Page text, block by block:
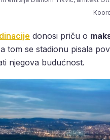
donosi priču o
tom se stadionu pisala
njegova budućnost.